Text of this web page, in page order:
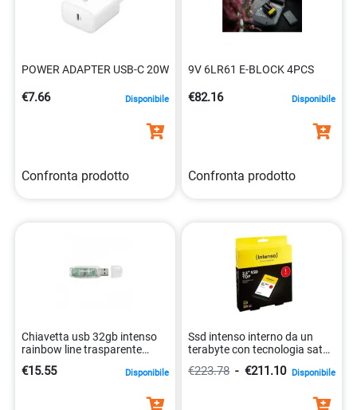
POWER ADAPTER USB-C 20W
€7.66 Disponibile
Confronta prodotto
9V 6LR61 E-BLOCK 4PCS
€82.16 Disponibile
Confronta prodotto
Chiavetta usb 32gb intenso
rainbow line trasparente
€15.55 Disponibile
Ssd intenso interno da un
terabyte con tecnologia sata
€223.78 - €211.10 Disponibile